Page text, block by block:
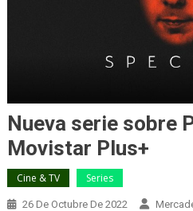
Nueva serie sobre
Movistar Plus+
Cine & TV Series
26 De Octubre De 2022